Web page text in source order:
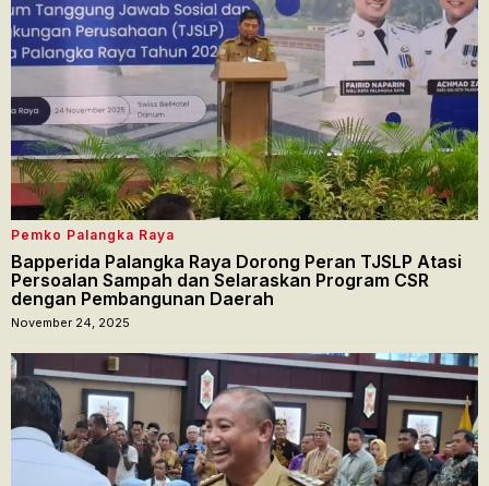
Pemko Palangka Raya
Bapperida Palangka Raya Dorong Peran TJSLP Atasi
Persoalan Sampah dan Selaraskan Program CSR
dengan Pembangunan Daerah
November 24, 2025